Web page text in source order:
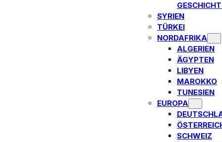
SYRIEN
TÜRKEI
NORDAFRIKA
ALGERIEN
ÄGYPTEN
LIBYEN
MAROKKO
TUNESIEN
EUROPA
SCHWEIZ